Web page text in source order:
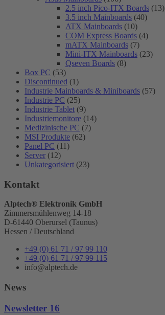
2.5 inch Pico-ITX Boards (13)
3.5 inch Mainboards (40)
ATX Mainboards (10)
COM Express Boards (4)
mATX Mainboards (7)
Mini-ITX Mainboards (23)
Qseven Boards (8)
Box PC (53)
Discontinued (1)
Industrie Mainboards & Miniboards (57)
Industrie PC (25)
Industrie Tablet (9)
Industriemonitore (14)
Medizinische PC (7)
MSI Produkte (62)
Panel PC (11)
Server (12)
Unkategorisiert (23)
Kontakt
Alptech® Elektronik GmbH
Zimmersmühlenweg 14-18
D-61440 Oberursel (Taunus)
Hessen / Deutschland
+49 (0) 61 71 / 97 99 110
+49 (0) 61 71 / 97 99 115
info@alptech.de
News
Newsletter 16